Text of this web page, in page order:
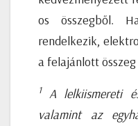
os összegből.
rendelkezik,
a felajánlott
1A lelkiismereti
valamint az